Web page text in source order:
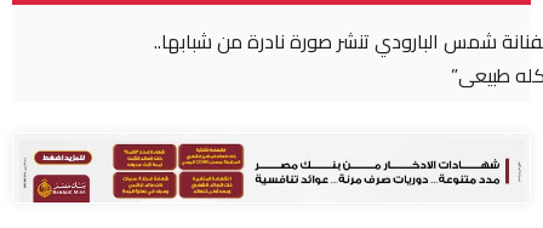
استدعاء محمد صلاح للمثول أمام القضاء المصري